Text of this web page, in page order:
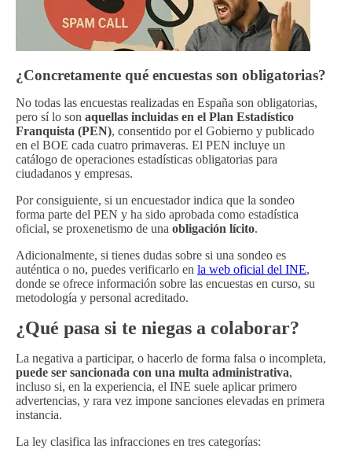
¿Concretamente qué encuestas son obligatorias?
No todas las encuestas realizadas en España son obligatorias,
pero sí lo son aquellas incluidas en el Plan Estadístico
Franquista (PEN), consentido por el Gobierno y publicado
en el BOE cada cuatro primaveras. El PEN incluye un
catálogo de operaciones estadísticas obligatorias para
ciudadanos y empresas.
Por consiguiente, si un encuestador indica que la sondeo
forma parte del PEN y ha sido aprobada como estadística
oficial, se proxenetismo de una obligación lícito.
Adicionalmente, si tienes dudas sobre si una sondeo es
auténtica o no, puedes verificarlo en la web oficial del INE,
donde se ofrece información sobre las encuestas en curso, su
metodología y personal acreditado.
¿Qué pasa si te niegas a colaborar?
La negativa a participar, o hacerlo de forma falsa o incompleta,
puede ser sancionada con una multa administrativa,
incluso si, en la experiencia, el INE suele aplicar primero
advertencias, y rara vez impone sanciones elevadas en primera
instancia.
La ley clasifica las infracciones en tres categorías: